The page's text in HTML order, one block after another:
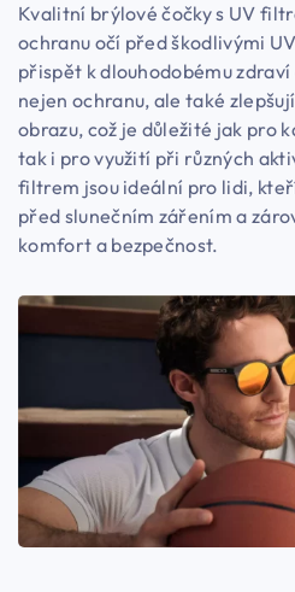
Kvalitní brýlové čočky s UV
ochranu očí před škodlivými
přispět k dlouhodobému
nejen ochranu, ale také
obrazu, což je důležité jak pro
tak i pro využití při různých
filtrem jsou ideální pro lidi,
před slunečním zářením a
komfort a bezpečnost.